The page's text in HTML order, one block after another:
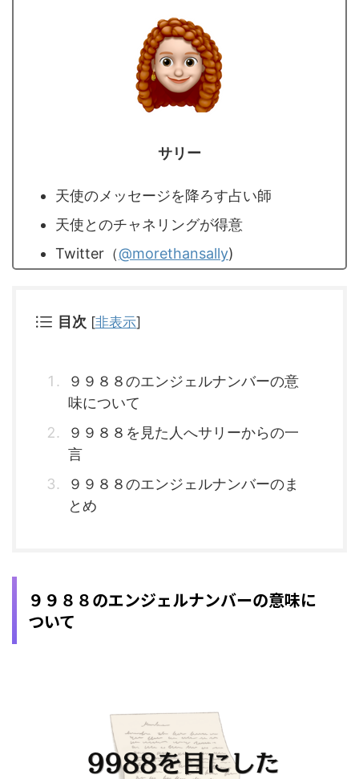
サリー
天使のメッセージを降ろす占い師
天使とのチャネリングが得意
Twitter（@morethansally)
目次 [非表示]
９９８８のエンジェルナンバーの意
味について
９９８８を見た人へサリーからの一
言
９９８８のエンジェルナンバーのま
とめ
９９８８のエンジェルナンバーの意味に
ついて